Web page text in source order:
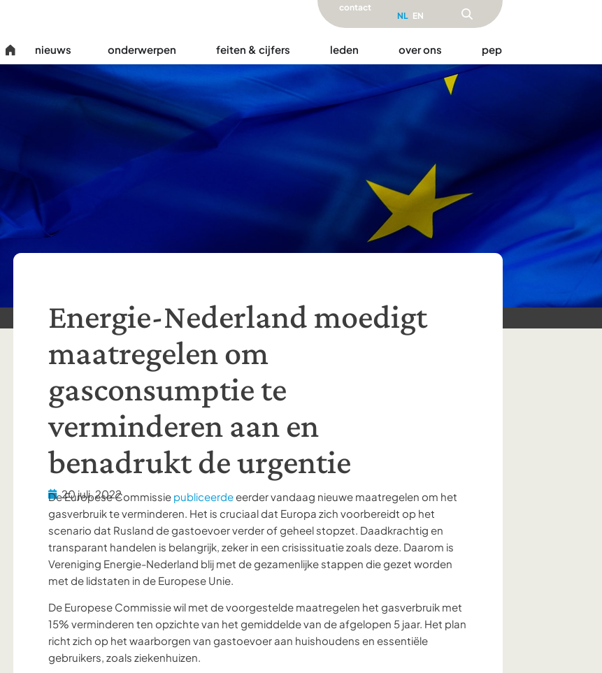
nieuws onderwerpen feiten & cijfers leden over ons pep
contact
NL EN
Energie-Nederland moedigt
maatregelen om
gasconsumptie te
verminderen aan en
benadrukt de urgentie
20 juli, 2022
De Europese Commissie publiceerdeeerder vandaag nieuwe maatregelen om het
gasverbruik te verminderen. Het is cruciaal dat Europa zich voorbereidt op het
scenario dat Rusland de gastoevoer verder of geheel stopzet. Daadkrachtig en
transparant handelen is belangrijk, zeker in een crisissituatie zoals deze. Daarom is
Vereniging Energie-Nederland blij met de gezamenlijke stappen die gezet worden
met de lidstaten in de Europese Unie.
De Europese Commissie wil met de voorgestelde maatregelen het gasverbruik met
15% verminderen ten opzichte van het gemiddelde van de afgelopen 5 jaar. Het plan
richt zich op het waarborgen van gastoevoer aan huishoudens en essentiële
gebruikers, zoals ziekenhuizen.